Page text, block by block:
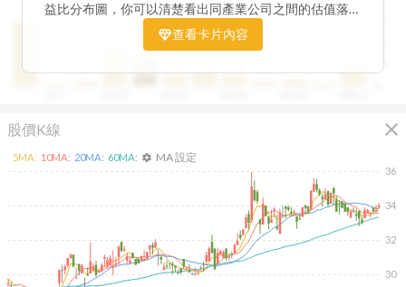
益比分布圖，你可以清楚看出同產業公司之間的估值落
差，了解哪些股票相對被低估、哪些可能已偏貴。從中位
數、本益比範圍到個別公司位置，卡片讓你一眼辨識產業
查看卡片內容
股價K線 close
30
32
34
36
5MA: 10MA: 20MA: 60MA: settings MA 設定